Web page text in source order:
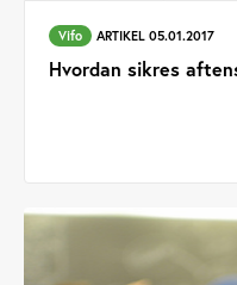
Vifo ARTIKEL 05.01.2017
Hvordan sikres